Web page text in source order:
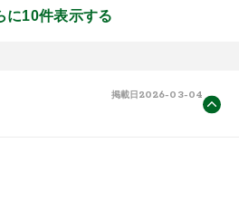
に10件表示する
掲載日 2026-03-04